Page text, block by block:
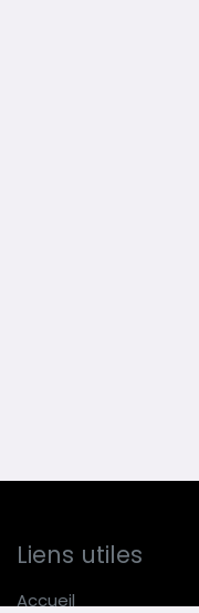
Liens utiles
Accueil